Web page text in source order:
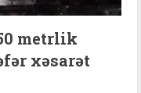
metrlik
xəsarət